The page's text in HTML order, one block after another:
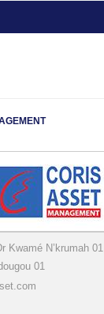
Kwamé N’krumah 01
01